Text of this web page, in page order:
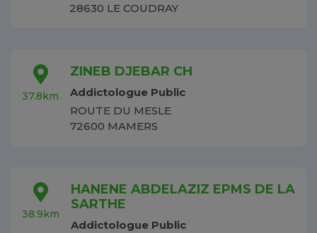
28630 LE COUDRAY
37.8km
ZINEB DJEBAR CH
Addictologue Public
ROUTE DU MESLE
72600 MAMERS
38.9km
HANENE ABDELAZIZ EPMS DE LA
SARTHE
Addictologue Public